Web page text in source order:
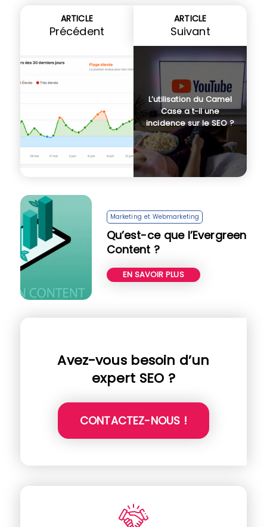
ARTICLE
Précédent
ARTICLE
Suivant
L’utilisation du Camel
Case a t-il une
incidence sur le SEO ?
Marketing et Webmarketing
Qu’est-ce que l’Evergreen
Content ?
EN SAVOIR PLUS
Avez-vous besoin d’un
expert SEO ?
CONTACTEZ-NOUS !